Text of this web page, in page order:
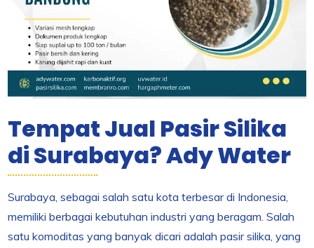
Tempat Jual Pasir Silika
di Surabaya? Ady Water
Surabaya, sebagai salah satu kota terbesar di Indonesia,
memiliki berbagai kebutuhan industri yang beragam. Salah
satu komoditas yang banyak dicari adalah pasir silika, yang